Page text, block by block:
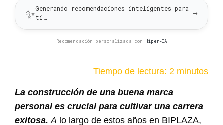
✨Generando recomendaciones inteligentes para
ti…
→
Recomendación personalizada con Hiper-IA
Tiempo de lectura: 2 minutos
La construcción de una buena marca
personal es crucial para cultivar una carrera
exitosa.A lo largo de estos años en BIPLAZA,